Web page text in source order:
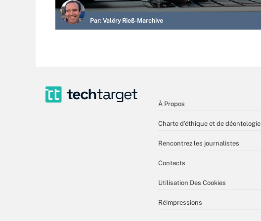
Par: Valéry Rieß-Marchive
À Propos
Charte d’éthique et de déontologie
Rencontrez les journalistes
Contacts
Utilisation Des Cookies
Réimpressions